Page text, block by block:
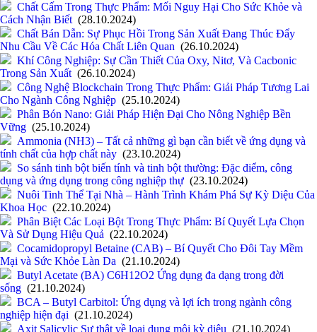
Chất Cấm Trong Thực Phẩm: Mối Nguy Hại Cho Sức Khỏe và
Cách Nhận Biết (28.10.2024)
Chất Bán Dẫn: Sự Phục Hồi Trong Sản Xuất Đang Thúc Đẩy
Nhu Cầu Về Các Hóa Chất Liên Quan (26.10.2024)
Khí Công Nghiệp: Sự Cần Thiết Của Oxy, Nitơ, Và Cacbonic
Trong Sản Xuất (26.10.2024)
Công Nghệ Blockchain Trong Thực Phẩm: Giải Pháp Tương Lai
Cho Ngành Công Nghiệp (25.10.2024)
Phân Bón Nano: Giải Pháp Hiện Đại Cho Nông Nghiệp Bền
Vững (25.10.2024)
Ammonia (NH3) – Tất cả những gì bạn cần biết về ứng dụng và
tính chất của hợp chất này (23.10.2024)
So sánh tinh bột biến tính và tinh bột thường: Đặc điểm, công
dụng và ứng dụng trong công nghiệp thự (23.10.2024)
Nuôi Tinh Thể Tại Nhà – Hành Trình Khám Phá Sự Kỳ Diệu Của
Khoa Học (22.10.2024)
Phân Biệt Các Loại Bột Trong Thực Phẩm: Bí Quyết Lựa Chọn
Và Sử Dụng Hiệu Quả (22.10.2024)
Cocamidopropyl Betaine (CAB) – Bí Quyết Cho Đôi Tay Mềm
Mại và Sức Khỏe Làn Da (21.10.2024)
Butyl Acetate (BA) C6H12O2 Ứng dụng đa dạng trong đời
sống (21.10.2024)
BCA – Butyl Carbitol: Ứng dụng và lợi ích trong ngành công
nghiệp hiện đại (21.10.2024)
Axit Salicylic Sự thật về loại dung môi kỳ diệu (21.10.2024)